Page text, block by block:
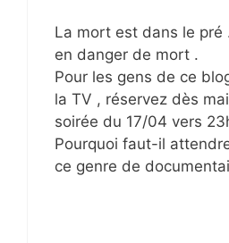
La mort est dans le
en danger de mort .
Pour les gens de ce
la TV , réservez dès
soirée du 17/04 vers
Pourquoi faut-il
ce genre de